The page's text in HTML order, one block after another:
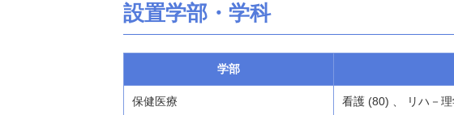
設置学部・学科
学部
保健医療 看護 (80) 、 リハ－